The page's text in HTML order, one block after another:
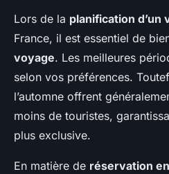
Lors de la planification d’un
France, il est essentiel de
voyage. Les meilleures
selon vos préférences.
l’automne offrent
moins de touristes,
plus exclusive.
En matière de réservation